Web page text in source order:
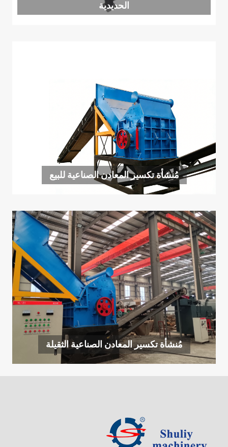
الحديدية
مُنشأة تكسير المعادن الصناعية للبيع
مُنشأة تكسير المعادن الصناعية الثقيلة